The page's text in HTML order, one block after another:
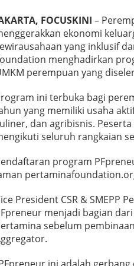
P
e
r
t
a
m
i
a
B
u
k
a
r
o
r
m
P
r
FOCUSKINI –
ekonomi
yang inklusif
menghadirkan
perempuan yang
ini terbuka bagi
yang memiliki usaha
dan agribisnis.
seluruh rangkaian
program
President CSR & SMEPP
menjadi bagian
sebelum
ini adalah